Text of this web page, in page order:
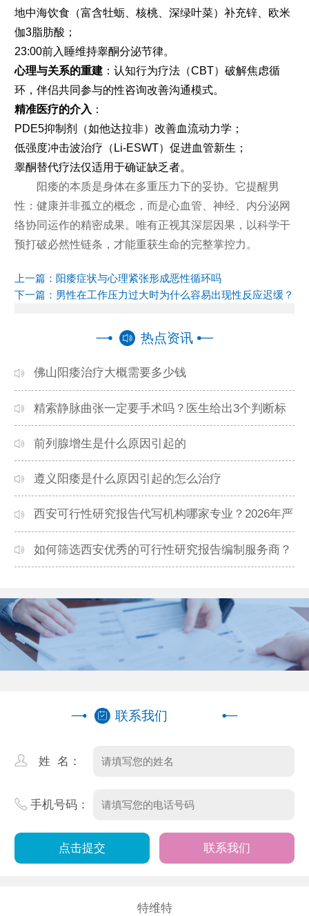
地中海饮食（富含牡蛎、核桃、深绿叶菜）补充锌、欧米
伽3脂肪酸；
23:00前入睡维持睾酮分泌节律。
心理与关系的重建：认知行为疗法（CBT）破解焦虑循
环，伴侣共同参与的性咨询改善沟通模式。
精准医疗的介入 ：
PDE5抑制剂（如他达拉非）改善血流动力学；
低强度冲击波治疗（Li-ESWT）促进血管新生；
睾酮替代疗法仅适用于确证缺乏者。
阳痿的本质是身体在多重压力下的妥协。它提醒男
性：健康并非孤立的概念，而是心血管、神经、内分泌网
络协同运作的精密成果。唯有正视其深层因果，以科学干
预打破必然性链条，才能重获生命的完整掌控力。
上一篇： 阳痿症状与心理紧张形成恶性循环吗
下一篇： 男性在工作压力过大时为什么容易出现性反应迟缓？
热点资讯
佛山阳痿治疗大概需要多少钱
精索静脉曲张一定要手术吗？医生给出3个判断标
准
前列腺增生是什么原因引起的
遵义阳痿是什么原因引起的怎么治疗
西安可行性研究报告代写机构哪家专业？2026年严
谨高效编制方案汇总
如何筛选西安优秀的可行性研究报告编制服务商？
联系我们
姓 名：
手机号码：
联系我们
特维特